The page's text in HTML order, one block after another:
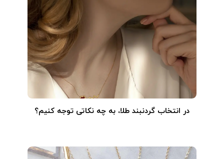
در انتخاب گردنبند طلا‌، به چه نکاتی توجه کنیم؟